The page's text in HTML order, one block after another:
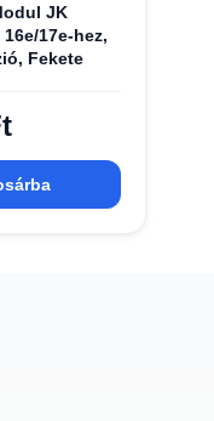
JK
17e-hez,
Fekete